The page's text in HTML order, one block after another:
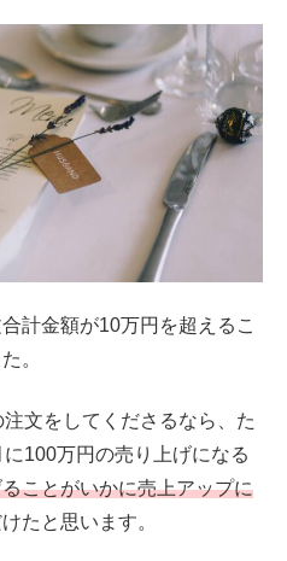
計金額が10万円を超えるこ
。
文をしてくださるなら、た
100万円の売り上げになる
ことがいかに売上アップに
たと思います。